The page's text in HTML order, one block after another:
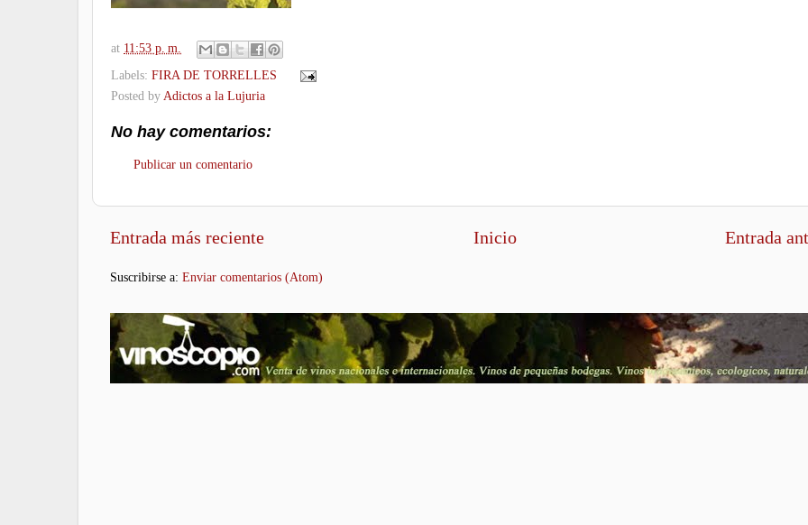
at 11:53 p. m.
Labels: FIRA DE TORRELLES
Posted by Adictos a la Lujuria
No hay comentarios:
Publicar un comentario
Entrada más reciente Entrada
Inicio
Suscribirse a: Enviar comentarios (Atom)